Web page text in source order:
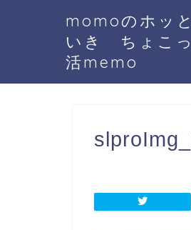
momoのホッ
いき ちょこ
活memo